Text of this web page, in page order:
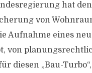
hat
von
Aufnahme eines
von
diesen „Bau-